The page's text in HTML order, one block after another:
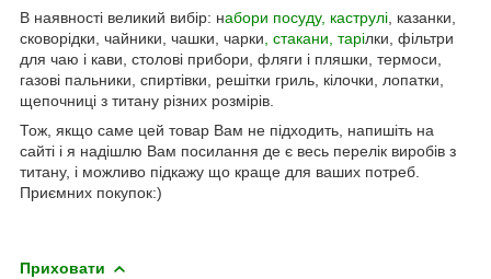
В наявності великий вибір: набори посуду, каструлі , казанки,
сковорідки, чайники, чашки, чарки , стакани, тарілки, фільтри
для чаю і кави, столові прибори, фляги і пляшки, термоси,
газові пальники, спиртівки, решітки гриль, кілочки, лопатки,
щепочниці з титану різних розмірів.
Тож, якщо саме цей товар Вам не підходить, напишіть на
сайті і я надішлю Вам посилання де є весь перелік виробів з
титану, і можливо підкажу що краще для ваших потреб.
Приємних покупок:)
Приховати